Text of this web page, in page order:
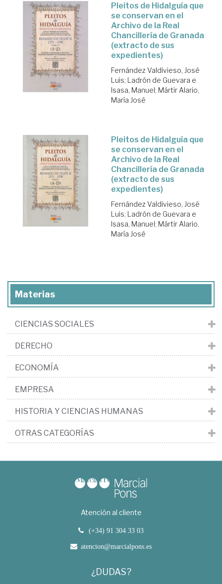
Pleitos de Hidalguía que
se conservan en el
Archivo de la Real
Chancillería de Granada
(extracto de sus
expedientes)
Fernández Valdivieso, José
Luis; Ladrón de Guevara e
Isasa, Manuel; Mártir Alario,
María José
Pleitos de Hidalguía que
se conservan en el
Archivo de la Real
Chancillería de Granada
(extracto de sus
expedientes)
Fernández Valdivieso, José
Luis; Ladrón de Guevara e
Isasa, Manuel; Mártir Alario,
María José
Materias
CIENCIAS SOCIALES
DERECHO
ECONOMÍA
EMPRESA
HISTORIA Y CIENCIAS HUMANAS
OTRAS CATEGORÍAS
Atención al cliente
(+34) 91 304 33 03
atencion@marcialpons.es
¿DUDAS?